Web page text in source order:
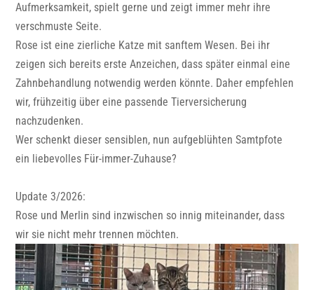
Aufmerksamkeit, spielt gerne und zeigt immer mehr ihre
verschmuste Seite.
Rose ist eine zierliche Katze mit sanftem Wesen. Bei ihr
zeigen sich bereits erste Anzeichen, dass später einmal eine
Zahnbehandlung notwendig werden könnte. Daher empfehlen
wir, frühzeitig über eine passende Tierversicherung
nachzudenken.
Wer schenkt dieser sensiblen, nun aufgeblühten Samtpfote
ein liebevolles Für-immer-Zuhause?
Update 3/2026:
Rose und Merlin sind inzwischen so innig miteinander, dass
wir sie nicht mehr trennen möchten.